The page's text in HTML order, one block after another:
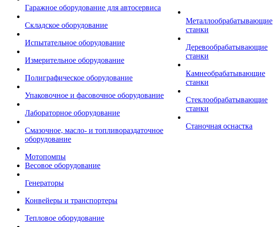
Гаражное оборудование для автосервиса
Складское оборудование
Испытательное оборудование
Измерительное оборудование
Полиграфическое оборудование
Упаковочное и фасовочное оборудование
Лабораторное оборудование
Смазочное, масло- и топливораздаточное
оборудование
Мотопомпы
Весовое оборудование
Генераторы
Конвейеры и транспортеры
Тепловое оборудование
Металлообрабатывающие
станки
Деревообрабатывающие
станки
Камнеобрабатывающие
станки
Стеклообрабатывающие
станки
Станочная оснастка